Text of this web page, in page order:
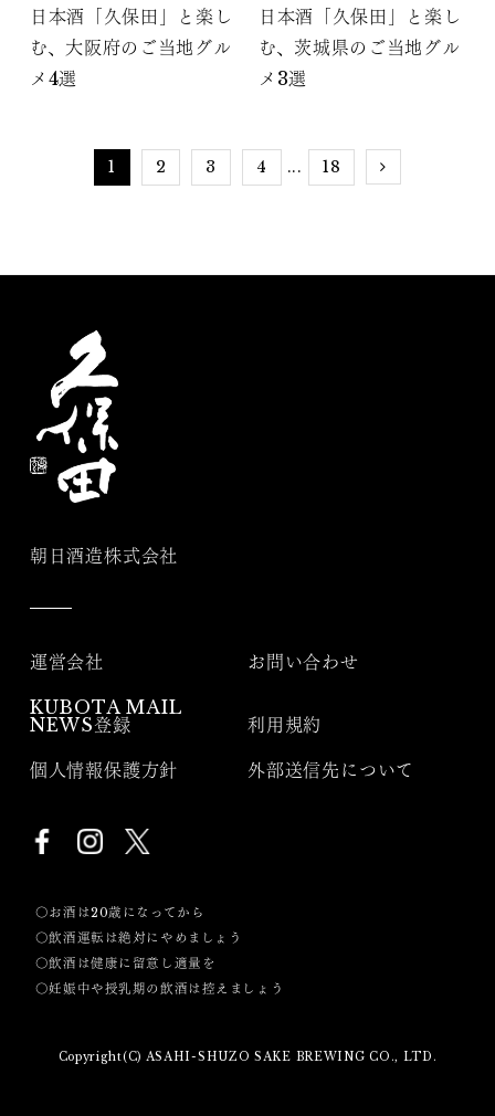
日本酒「久保田」と楽し
む、大阪府のご当地グル
メ4選
日本酒「久保田」と楽し
む、茨城県のご当地グル
メ3選
1 2 3 4 ... 18
朝日酒造株式会社
運営会社 お問い合わせ
KUBOTA MAIL
NEWS登録
利用規約
個人情報保護方針 外部送信先について
〇お酒は20歳になってから
〇飲酒運転は絶対にやめましょう
〇飲酒は健康に留意し適量を
〇妊娠中や授乳期の飲酒は控えましょう
Copyright(C) ASAHI-SHUZO SAKE BREWING CO., LTD.